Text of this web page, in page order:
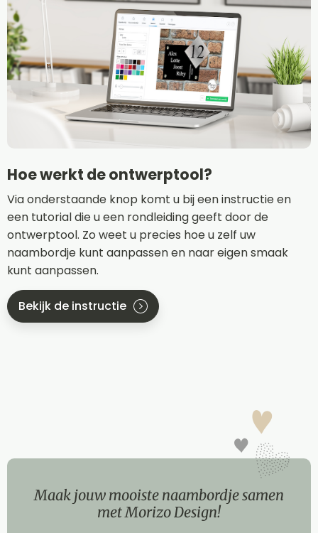
Hoe werkt de ontwerptool?
Via onderstaande knop komt u bij een instructie en
een tutorial die u een rondleiding geeft door de
ontwerptool. Zo weet u precies hoe u zelf uw
naambordje kunt aanpassen en naar eigen smaak
kunt aanpassen.
Bekijk de instructie
Maak jouw mooiste naambordje samen
met Morizo Design!